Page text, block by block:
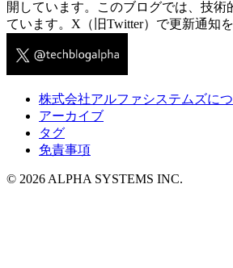
開しています。このブログでは、技術
ています。X（旧Twitter）で更新通知を
株式会社アルファシステムズに
アーカイブ
タグ
免責事項
© 2026 ALPHA SYSTEMS INC.